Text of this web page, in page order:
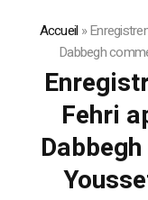
Accueil »
Dabbegh
Fehri